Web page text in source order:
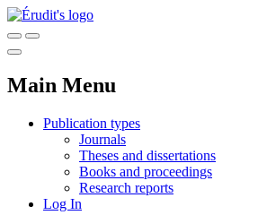
Main Menu
Publication types
Journals
Theses and dissertations
Books and proceedings
Research reports
Log In